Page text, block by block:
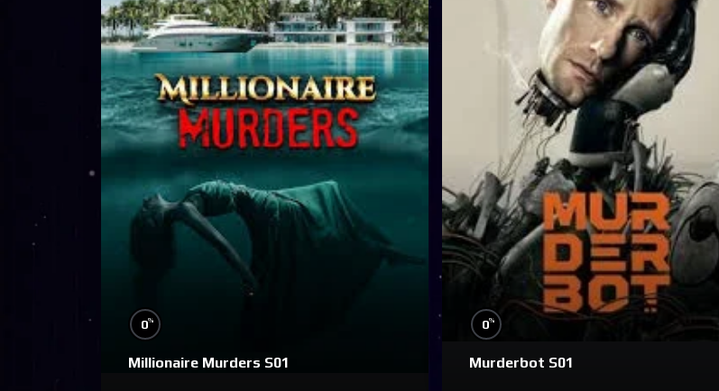
0%
Millionaire Murders S01
0%
Murderbot S01